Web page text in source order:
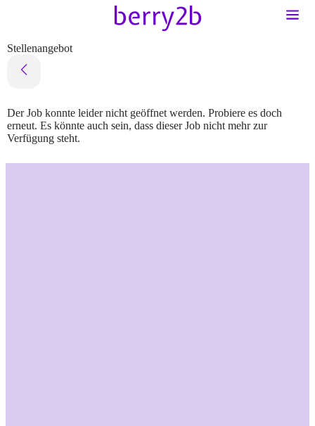
Stellenangebot
Der Job konnte leider nicht geöffnet werden. Probiere es doch
erneut. Es könnte auch sein, dass dieser Job nicht mehr zur
Verfügung steht.